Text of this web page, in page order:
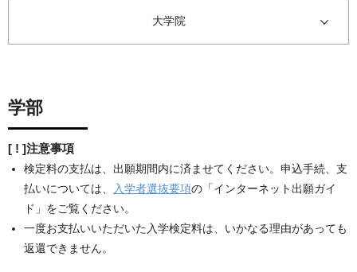
大学院
学部
[ ! ]注意事項
検定料の支払は、出願期間内に済ませてください。申込手続、支
払いについては、
入学者選抜要項の「インターネット出願ガイ
ド」をご覧ください。
一度お支払いいただいた入学検定料は、いかなる理由があっても
返還できません。